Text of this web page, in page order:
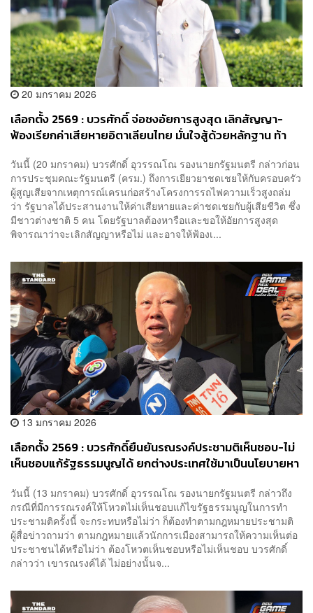
20 มกราคม 2026
เลือกตั้ง 2569 : บวรศักดิ์ จ่อชงอัยการสูงสุด เลิกสัญญา-
ฟ้องเรียกค่าเสียหายอิตาเลียนไทย มั่นใจสู้ด้วยหลักฐาน ท้า
วันนี้ (20 มกราคม) บวรศักดิ์ อุวรรณโณ รองนายกรัฐมนตรี กล่าวก่อน
การประชุมคณะรัฐมนตรี (ครม.) ถึงการเยียวยาชดเชยให้กับครอบครัว
ผู้สูญเสียจากเหตุการณ์เครนก่อสร้างโครงการรถไฟความเร็วสูงถล่ม
ว่า รัฐบาลได้ประสานงานให้ค่าเสียหายและค่าชดเชยกับผู้เสียชีวิต ซึ่ง
มีชาวต่างชาติ 5 คน โดยรัฐบาลต้องหารือและขอให้อัยการสูงสุด
พิจารณาว่าจะเลิกสัญญาหรือไม่ และอาจให้ฟ้องเ...
13 มกราคม 2026
เลือกตั้ง 2569 : บวรศักดิ์ยืนยันรณรงค์ประชามติเห็นชอบ-ไม่
เห็นชอบแก้รัฐธรรมนูญได้ ยกต่างประเทศใช้มาเป็นนโยบายหา
วันนี้ (13 มกราคม) บวรศักดิ์ อุวรรณโณ รองนายกรัฐมนตรี กล่าวถึง
กรณีที่มีการรณรงค์ให้โหวตไม่เห็นชอบแก้ไขรัฐธรรมนูญในการทำ
ประชามติครั้งนี้ จะกระทบหรือไม่ว่า ก็ต้องทำตามกฎหมายประชามติ
ผู้สื่อข่าวถามว่า ตามกฎหมายแล้วนักการเมืองสามารถให้ความเห็นต่อ
ประชาชนได้หรือไม่ว่า ต้องโหวตเห็นชอบหรือไม่เห็นชอบ บวรศักดิ์
กล่าวว่า เขารณรงค์ได้ ไม่อย่างนั้นจ...